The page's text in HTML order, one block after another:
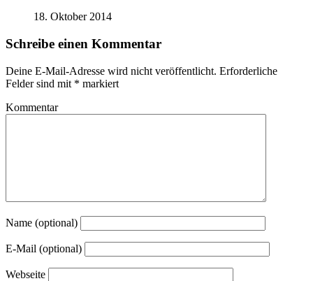
18. Oktober 2014
Schreibe einen Kommentar
Deine E-Mail-Adresse wird nicht veröffentlicht. Erforderliche
Felder sind mit * markiert
Kommentar
Name (optional)
E-Mail (optional)
Webseite